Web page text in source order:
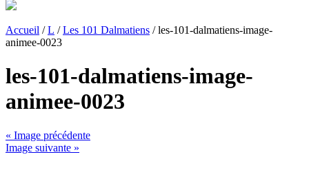
Accueil /L /Les 101 Dalmatiens / les-101-dalmatiens-image-
animee-0023
les-101-dalmatiens-image-
animee-0023
« Image précédente
Image suivante »